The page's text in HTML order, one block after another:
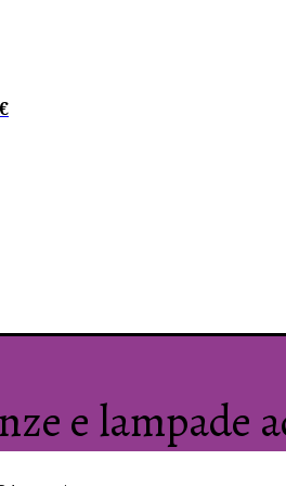
€
e lampade